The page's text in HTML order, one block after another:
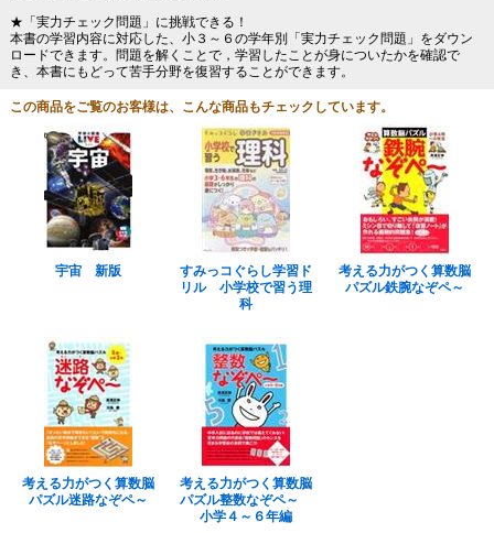
★「実力チェック問題」に挑戦できる！
本書の学習内容に対応した、小３～６の学年別「実力チェック問題」をダウン
ロードできます。問題を解くことで，学習したことが身についたかを確認で
き、本書にもどって苦手分野を復習することができます。
この商品をご覧のお客様は、こんな商品もチェックしています。
宇宙 新版
すみっコぐらし学習ド
リル 小学校で習う理
科
考える力がつく算数脳
パズル鉄腕なぞペ～
考える力がつく算数脳
パズル迷路なぞペ～
考える力がつく算数脳
パズル整数なぞペ～
小学４～６年編